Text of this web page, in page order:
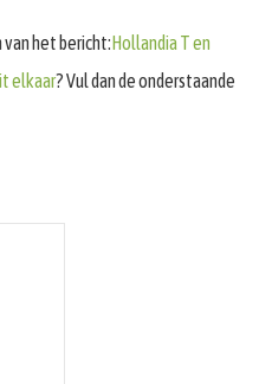
het bericht:Hollandia T en
elkaar? Vul dan de onderstaande